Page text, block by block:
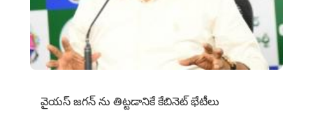
వైయ‌స్ జగన్‌ ను తిట్టడానికే కేబినెట్‌ భేటీలు